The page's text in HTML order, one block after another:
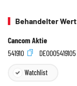
Behandelter Wert
Cancom Aktie
541910
DE0005419105
Watchlist